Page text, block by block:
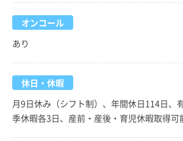
オンコール
あり
休日・休暇
月9日休み（シフト制）、年間休日114日、
季休暇各3日、産前・産後・育児休暇取得可